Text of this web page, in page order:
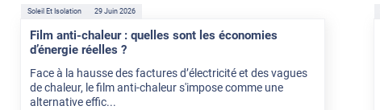
Soleil Et Isolation 29 Juin 2026
Film anti-chaleur : quelles sont les économies
d’énergie réelles ?
Face à la hausse des factures d’électricité et des vagues
de chaleur, le film anti-chaleur s'impose comme une
alternative effic...